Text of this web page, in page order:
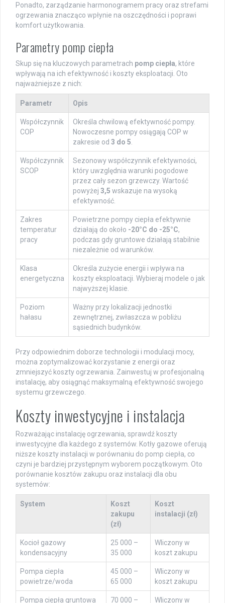
Ponadto, zarządzanie harmonogramem pracy oraz strefami
ogrzewania znacząco wpłynie na oszczędności i poprawi
komfort użytkowania.
Parametry pomp ciepła
Skup się na kluczowych parametrach pomp ciepła, które
wpływają na ich efektywność i koszty eksploatacji. Oto
najważniejsze z nich:
Parametr Opis
Współczynnik
COP
Określa chwilową efektywność pompy.
Nowoczesne pompy osiągają COP w
zakresie od 3 do 5.
Współczynnik
SCOP
Sezonowy współczynnik efektywności,
który uwzględnia warunki pogodowe
przez cały sezon grzewczy. Wartość
powyżej 3,5 wskazuje na wysoką
efektywność.
Zakres
temperatur
pracy
Powietrzne pompy ciepła efektywnie
działają do około -20°C do -25°C,
podczas gdy gruntowe działają stabilnie
niezależnie od warunków.
Klasa
energetyczna
Określa zużycie energii i wpływa na
koszty eksploatacji. Wybieraj modele o jak
najwyższej klasie.
Poziom
hałasu
Ważny przy lokalizacji jednostki
zewnętrznej, zwłaszcza w pobliżu
sąsiednich budynków.
Przy odpowiednim doborze technologii i modulacji mocy,
można zoptymalizować korzystanie z energii oraz
zmniejszyć koszty ogrzewania. Zainwestuj w profesjonalną
instalację, aby osiągnąć maksymalną efektywność swojego
systemu grzewczego.
Koszty inwestycyjne i instalacja
Rozważając instalację ogrzewania, sprawdź koszty
inwestycyjne dla każdego z systemów. Kotły gazowe oferują
niższe koszty instalacji w porównaniu do pomp ciepła, co
czyni je bardziej przystępnym wyborem początkowym. Oto
porównanie kosztów zakupu oraz instalacji dla obu
systemów:
System
Koszt
zakupu
(zł)
Koszt
instalacji (zł)
Kocioł gazowy
kondensacyjny
25 000 –
35 000
Wliczony w
koszt zakupu
Pompa ciepła
powietrze/woda
45 000 –
65 000
Wliczony w
koszt zakupu
Pompa ciepła gruntowa 70 000 – Wliczony w